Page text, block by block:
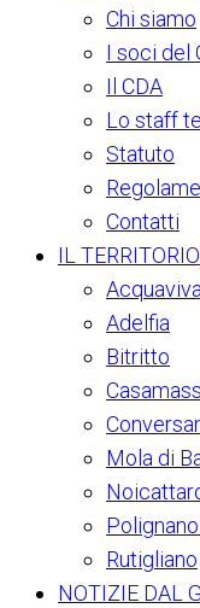
Chi siamo
I soci del
Il CDA
Lo staff
Statuto
Contatti
IL TERRITORIO
Adelfia
Bitritto
Mola di
Rutigliano
NOTIZIE DAL